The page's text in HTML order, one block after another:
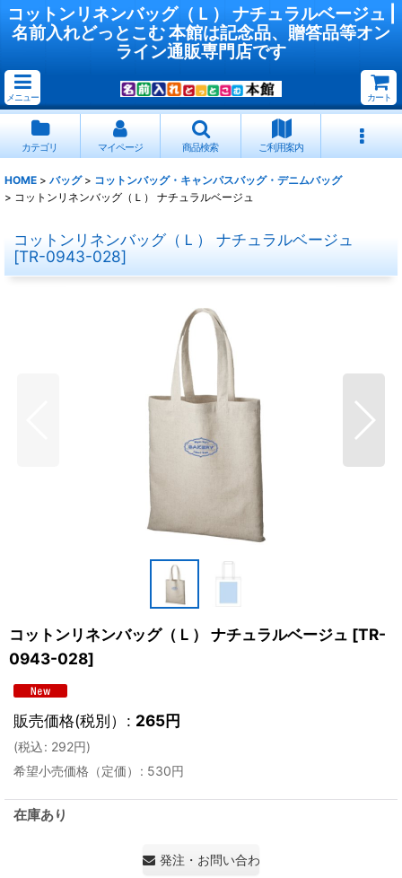
コットンリネンバッグ（Ｌ） ナチュラルベージュ |
名前入れどっとこむ 本館は記念品、贈答品等オン
ライン通販専門店です
メニュー カート
カテゴリ マイページ 商品検索 ご利用案内
HOME > バッグ > コットンバッグ・キャンパスバッグ・デニムバッグ
> コットンリネンバッグ（Ｌ） ナチュラルベージュ
コットンリネンバッグ（Ｌ） ナチュラルベージュ
[TR-0943-028]
コットンリネンバッグ（Ｌ） ナチュラルベージュ [TR-
0943-028]
販売価格(税別） : 265円
(税込: 292円)
希望小売価格（定価）
: 530円
在庫あり
発注・お問い合わせ・見積もり依頼